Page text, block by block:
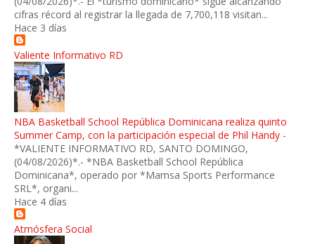
cifras récord al registrar la llegada de 7,700,118 visitan...
Hace 3 días
Valiente Informativo RD
NBA Basketball School República Dominicana realiza quinto
Summer Camp, con la participación especial de Phil Handy -
*VALIENTE INFORMATIVO RD, SANTO DOMINGO,
(04/08/2026)*.- *NBA Basketball School República
Dominicana*, operado por *Mamsa Sports Performance
SRL*, organi...
Hace 4 días
Atmósfera Social